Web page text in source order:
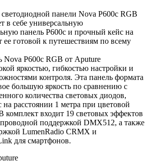
панели Nova P600c RGB
в себе универсальную
панель P600c и прочный кейс на
ее готовой к путешествиям по всему
Nova P600c RGB от Aputure
яркостью, гибкостью настройки и
контроля. Эта панель формата
большую яркость по сравнению с
количества световых диодов,
на расстоянии 1 метра при цветовой
комплект входит 19 световых эффектов
поддержкой DMX512, а также
LumenRadio CRMX и
для смартфонов.